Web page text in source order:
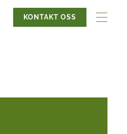
KONTAKT OSS